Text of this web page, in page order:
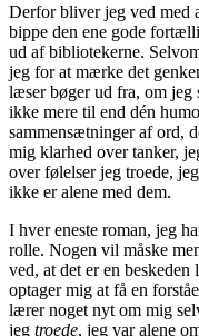
N
ÅN
DE
LET
TET
OP
Derfor bliver jeg ved med
bippe den ene gode
ud af bibliotekerne.
jeg for at mærke det
læser bøger ud fra, om jeg
ikke mere til end dén
sammensætninger af ord,
mig klarhed over tanker,
over følelser jeg troede,
ikke er alene med dem.
I hver eneste roman, jeg
rolle. Nogen vil måske
ved, at det er en
optager mig at få en
lærer noget nyt om mig
jeg troede, jeg var alene